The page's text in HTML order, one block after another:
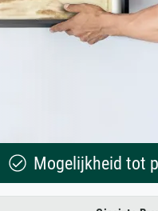
Mogelijkheid tot